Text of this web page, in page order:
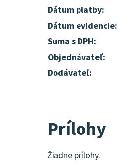
Dátum platby:
Dátum evidencie:
Suma s DPH:
Objednávateľ:
Dodávateľ:
Prílohy
Žiadne prílohy.